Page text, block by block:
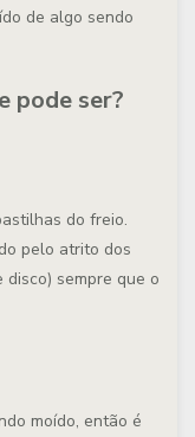
de algo sendo
pode ser?
do freio.
pelo atrito dos
sempre que o
moído, então é